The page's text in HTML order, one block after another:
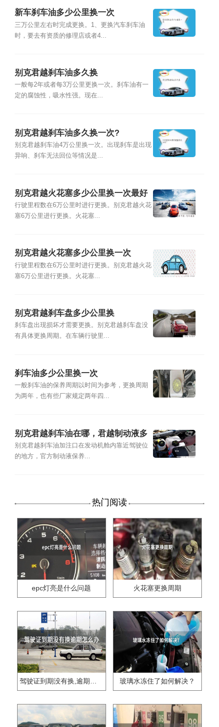
新车刹车油多少公里换一次
三万公里左右时完成更换。1、更换汽车刹车油
时，要去有资质的修理店或者4...
别克君越刹车油多久换
一般每2年或者每3万公里更换一次。刹车油有一
定的腐蚀性，吸水性强。现在...
别克君越刹车油多久换一次?
别克君越刹车油4万公里换一次。出现刹车是出现
异响、刹车无法回位等情况是...
别克君越火花塞多少公里换一次最好
行驶里程数在6万公里时进行更换。别克君越火花
塞6万公里进行更换。火花塞...
别克君越火花塞多少公里换一次
行驶里程数在6万公里时进行更换。别克君越火花
塞6万公里进行更换。火花塞...
别克君越刹车盘多少公里换
刹车盘出现损坏才需要更换。别克君越刹车盘没
有具体更换周期。在车辆行驶里...
刹车油多少公里换一次
一般刹车油的保养周期以时间为参考，更换周期
为两年，也有些厂家规定两年四...
别克君越刹车油在哪，君越制动液多
久换一次
别克君越刹车油加注口在发动机舱内靠近驾驶位
的地方，官方制动液保养...
热门阅读
epc灯亮是什么问题 火花塞更换周期
驾驶证到期没有换,逾期怎么办?? 玻璃水冻住了如何解决？